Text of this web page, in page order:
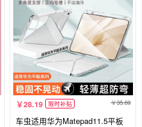
28.19 限时补贴 35.69
车虫适用华为Matepad11.5平板